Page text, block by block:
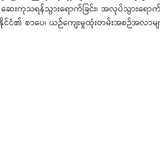
းကုသရန်သွားရောက်ခြင်း၊ အလုပ်သွားရော
ာပေ၊ ယဉ်ကျေးမှုထုံးတမ်းအစဉ်အလာမျာ